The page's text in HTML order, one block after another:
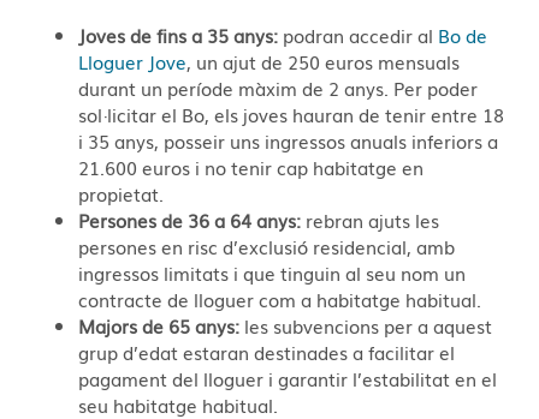
Joves de fins a 35 anys: podran accedir al Bo de
Lloguer Jove, un ajut de 250 euros mensuals
durant un període màxim de 2 anys. Per poder
sol·licitar el Bo, els joves hauran de tenir entre 18
i 35 anys, posseir uns ingressos anuals inferiors a
21.600 euros i no tenir cap habitatge en
propietat.
Persones de 36 a 64 anys: rebran ajuts les
persones en risc d’exclusió residencial, amb
ingressos limitats i que tinguin al seu nom un
contracte de lloguer com a habitatge habitual.
Majors de 65 anys: les subvencions per a aquest
grup d’edat estaran destinades a facilitar el
pagament del lloguer i garantir l’estabilitat en el
seu habitatge habitual.